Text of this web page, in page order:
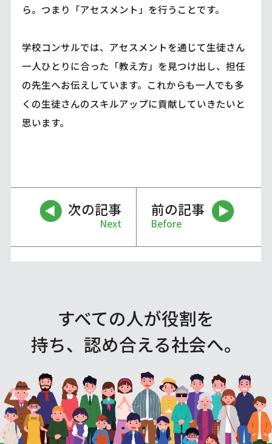
ら。つまり「アセスメント」を行うことです。
学校コンサルでは、アセスメントを通じて生徒さん
一人ひとりに合った「教え方」を見つけ出し、担任
の先生へお伝えしています。これからも一人でも多
くの生徒さんのスキルアップに貢献していきたいと
思います。
次の記事
Next
前の記事
Before
すべての人が役割を
持ち、認め合える社会へ。